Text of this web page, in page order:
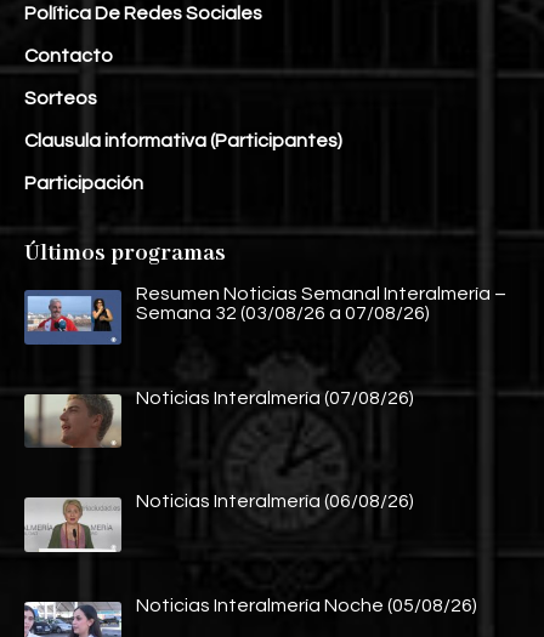
Política De Redes Sociales
Contacto
Sorteos
Clausula informativa (Participantes)
Participación
Últimos programas
Resumen Noticias Semanal Interalmería –
Semana 32 (03/08/26 a 07/08/26)
Noticias Interalmería (07/08/26)
Noticias Interalmería (06/08/26)
Noticias Interalmería Noche (05/08/26)